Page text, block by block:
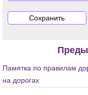
Памятка по правилам
на дорогах